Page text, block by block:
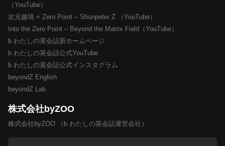
（YouTube）
次元越境 × Zero Point – Shunpeter Z （YouTube）
Into the Zero Point – Beyond the Matrix Field（YouTube）
b わたしの英会話新ホームページ
b わたしの英会話公式YouTube
b わたしの英会話公式インスタグラム
beyondZ English
beyondZ Lab
株式会社byZOO
株式会社byZOO （b わたしの英会話運営会社）